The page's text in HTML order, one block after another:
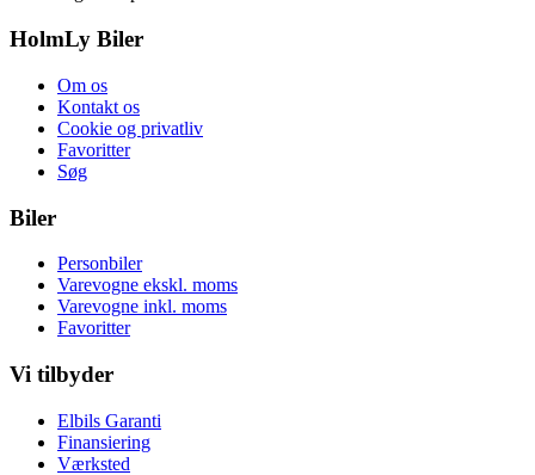
HolmLy Biler
Om os
Kontakt os
Cookie og privatliv
Favoritter
Søg
Biler
Personbiler
Varevogne ekskl. moms
Varevogne inkl. moms
Favoritter
Vi tilbyder
Elbils Garanti
Finansiering
Værksted